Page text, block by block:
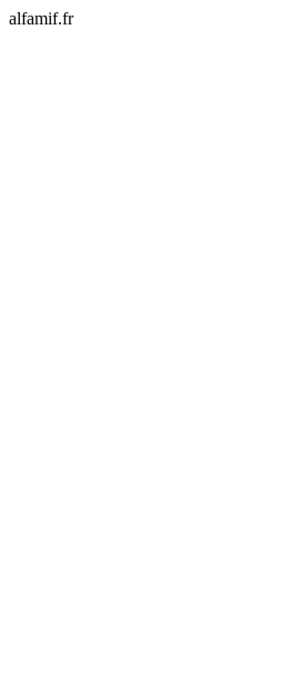
alfamif.fr